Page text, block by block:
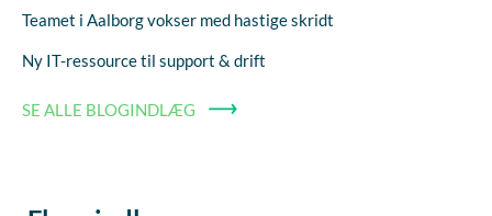
Teamet i Aalborg vokser med hastige skridt
Ny IT-ressource til support & drift
SE ALLE BLOGINDLÆG